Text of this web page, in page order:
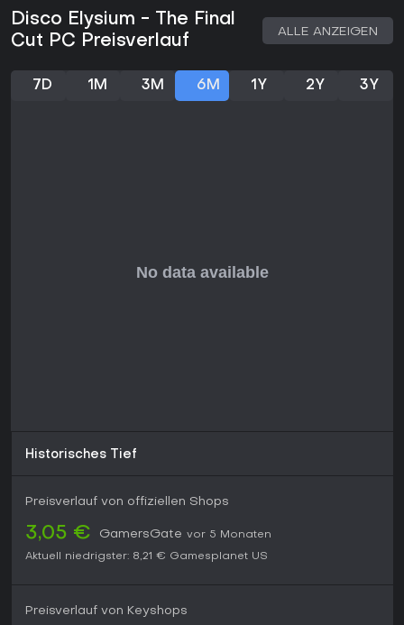
zu agieren.
Wenn du dialog- und choice-lastige Singleplayer-RPGs mit
Erlebnis. Perfekt für Fans literarischer Gaming-Tiefe, auch
wenn der textlastige Stil und Kampfabsenz nicht jeden
Disco Elysium - The Final
Cut PC Preisverlauf
ALLE ANZEIGEN
7D 1M 3M 6M 1Y 2Y 3Y
Historisches Tief
Preisverlauf von offiziellen Shops
3,05 € GamersGate vor 5 Monaten
Aktuell niedrigster: 8,21 € Gamesplanet US
Preisverlauf von Keyshops